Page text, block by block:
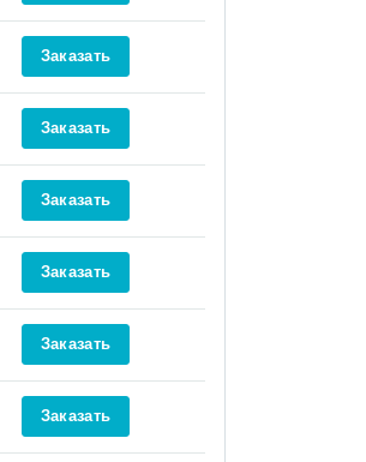
Заказать
Заказать
Заказать
Заказать
Заказать
Заказать